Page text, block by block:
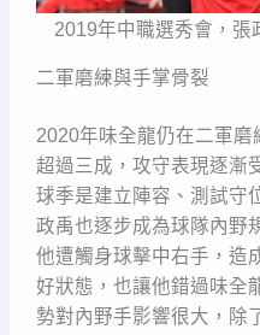
2019年中職選秀會，張
二軍磨練與手掌骨裂
2020年味全龍仍在二軍
超過三成，攻守表現逐漸
球季是建立陣容、測試守
政禹也逐步成為球隊內野
他遭觸身球擊中右手，造
好狀態，也讓他錯過味全
勢對內野手影響很大，除